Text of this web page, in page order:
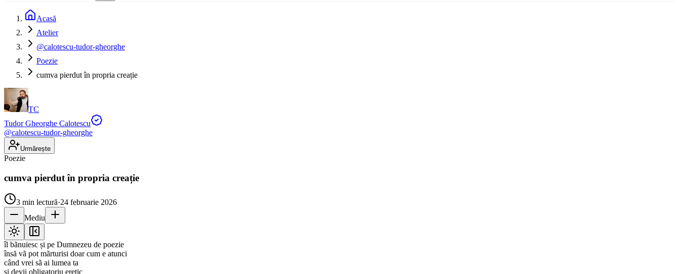
Acasă
Atelier
@calotescu-tudor-gheorghe
Poezie
cumva pierdut în propria creație
TC
Tudor Gheorghe Calotescu
@calotescu-tudor-gheorghe
Urmărește
Poezie
cumva pierdut în propria creație
3 min lectură·24 februarie 2026
Mediu
îl bãnuiesc și pe Dumnezeu de poezie
însă vã pot mãrturisi doar cum e atunci
când vrei sã ai lumea ta
și devii obligatoriu eretic